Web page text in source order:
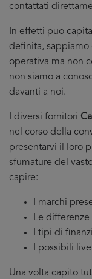
contattati
In effetti puo
definita, sappiamo
operativa ma non
non siamo a
davanti a noi.
I diversi fornitori
nel corso della
presentarvi il loro
sfumature del
capire:
I marchi
Le
I tipi di
I possibili
Una volta capito